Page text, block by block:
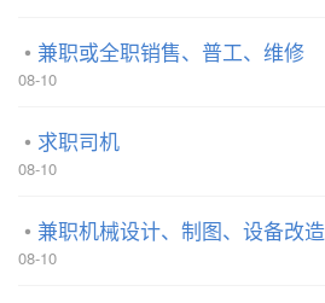
兼职或全职销售、普工、维修
08-10
求职司机
08-10
兼职机械设计、制图、设备改造
08-10